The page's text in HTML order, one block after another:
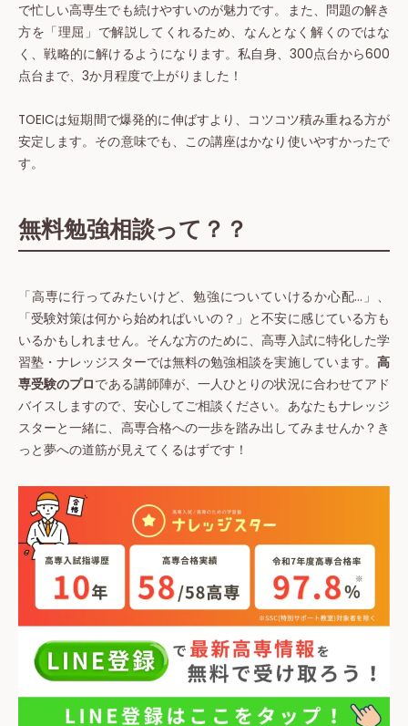
で忙しい高専生でも続けやすいのが魅力です。また、問題の解き
方を「理屈」で解説してくれるため、なんとなく解くのではな
く、戦略的に解けるようになります。私自身、300点台から600
点台まで、3か月程度で上がりました！
TOEICは短期間で爆発的に伸ばすより、コツコツ積み重ねる方が
安定します。その意味でも、この講座はかなり使いやすかったで
す。
無料勉強相談って？？
「高専に行ってみたいけど、勉強についていけるか心配…」、
「受験対策は何から始めればいいの？」と不安に感じている方も
いるかもしれません。そんな方のために、高専入試に特化した学
習塾・ナレッジスターでは無料の勉強相談を実施しています。 高
専受験のプロである講師陣が、一人ひとりの状況に合わせてアド
バイスしますので、安心してご相談ください。あなたもナレッジ
スターと一緒に、高専合格への一歩を踏み出してみませんか？き
っと夢への道筋が見えてくるはずです！